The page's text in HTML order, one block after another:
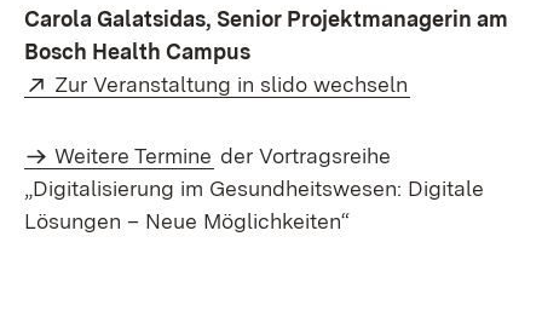
Carola Galatsidas, Senior Projektmanagerin am
Bosch Health Campus
Extern:
Zur Veranstaltung in slido wechseln
Weitere Termine der Vortragsreihe
„Digitalisierung im Gesundheitswesen: Digitale
Lösungen – Neue Möglichkeiten“